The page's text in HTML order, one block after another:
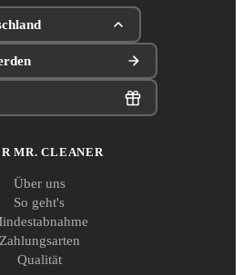
MR. CLEANER
Über uns
So geht's
Zahlungsarten
Qualität